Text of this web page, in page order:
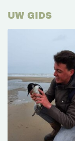
UW GIDS